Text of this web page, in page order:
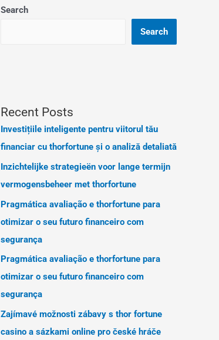
Search
Search
Recent Posts
Investițiile inteligente pentru viitorul tău
financiar cu thorfortune și o analiză detaliată
Inzichtelijke strategieën voor lange termijn
vermogensbeheer met thorfortune
Pragmática avaliação e thorfortune para
otimizar o seu futuro financeiro com
segurança
Pragmática avaliação e thorfortune para
otimizar o seu futuro financeiro com
segurança
Zajímavé možnosti zábavy s thor fortune
casino a sázkami online pro české hráče